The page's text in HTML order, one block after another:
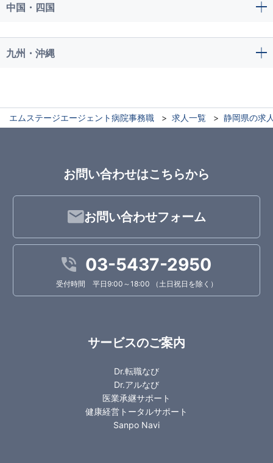
中国・四国
九州・沖縄
エムステージエージェント病院事務職 求人一覧 静岡県の求
お問い合わせはこちらから
お問い合わせフォーム
03-5437-2950
受付時間 平日9:00～18:00 （土日祝日を除く）
サービスのご案内
Dr.転職なび
Dr.アルなび
医業承継サポート
健康経営トータルサポート
Sanpo Navi